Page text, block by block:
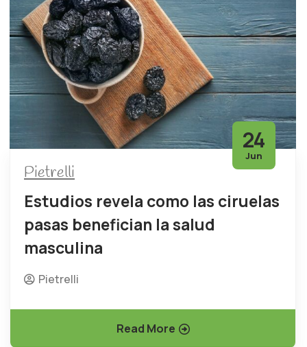
24
Jun
Pietrelli
Estudios revela como las ciruelas
pasas benefician la salud
masculina
Pietrelli
Read More